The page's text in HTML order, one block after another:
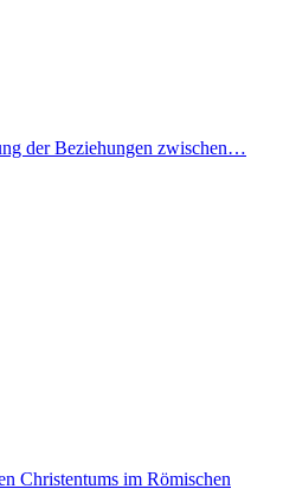
der Beziehungen zwischen…
Christentums im Römischen